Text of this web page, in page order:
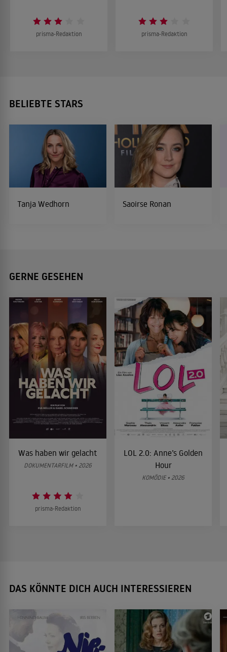
prisma-Redaktion prisma-Redaktion
BELIEBTE STARS
Tanja Wedhorn Saoirse Ronan
GERNE GESEHEN
Was haben wir gelacht
DOKUMENTARFILM • 2026
prisma-Redaktion
LOL 2.0: Anne’s Golden
Hour
KOMÖDIE • 2026
DAS KÖNNTE DICH AUCH INTERESSIEREN